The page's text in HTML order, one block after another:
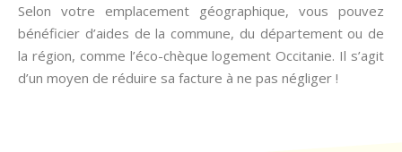
Selon votre emplacement géographique, vous pouvez
bénéficier d’aides de la commune, du département ou de
la région, comme l’éco-chèque logement Occitanie. Il s’agit
d’un moyen de réduire sa facture à ne pas négliger !